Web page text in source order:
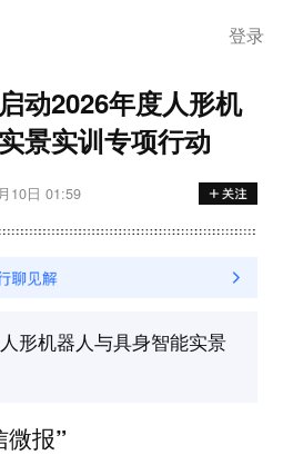
登录
动2026年度人形机
景实训专项行动
10日 01:59
形机器人与具身智能实景
微报”